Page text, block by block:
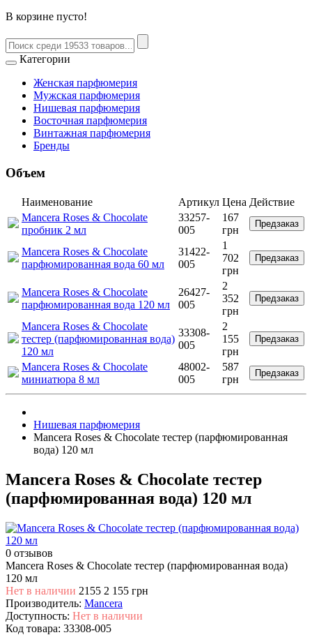
В корзине пусто!
Категории
Женская парфюмерия
Мужская парфюмерия
Нишевая парфюмерия
Восточная парфюмерия
Винтажная парфюмерия
Бренды
Объем
Наименование Артикул Цена Действие
Mancera Roses & Chocolate
пробник 2 мл
33257-
005
167
грн
Предзаказ
Mancera Roses & Chocolate
парфюмированная вода 60 мл
31422-
005
1
702
грн
Предзаказ
Mancera Roses & Chocolate
парфюмированная вода 120 мл
26427-
005
2
352
грн
Предзаказ
Mancera Roses & Chocolate
тестер (парфюмированная вода)
120 мл
33308-
005
2
155
грн
Предзаказ
Mancera Roses & Chocolate
миниатюра 8 мл
48002-
005
587
грн
Предзаказ
Нишевая парфюмерия
Mancera Roses & Chocolate тестер (парфюмированная
вода) 120 мл
Mancera Roses & Chocolate тестер
(парфюмированная вода) 120 мл
0 отзывов
Mancera Roses & Chocolate тестер (парфюмированная вода)
120 мл
Нет в наличии 2155 2 155 грн
Производитель: Mancera
Доступность: Нет в наличии
Код товара: 33308-005